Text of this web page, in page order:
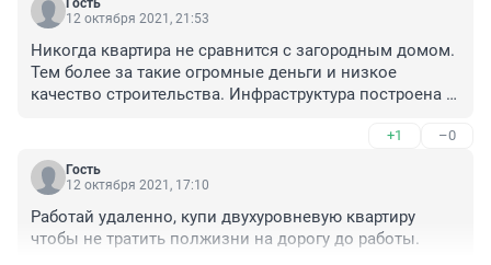
Гость
12 октября 2021, 21:53
Никогда квартира не сравнится с загородным домом.
Тем более за такие огромные деньги и низкое
качество строительства. Инфраструктура построена
+1 –0
Гость
12 октября 2021, 17:10
Работай удаленно, купи двухуровневую квартиру
чтобы не тратить полжизни на дорогу до работы.